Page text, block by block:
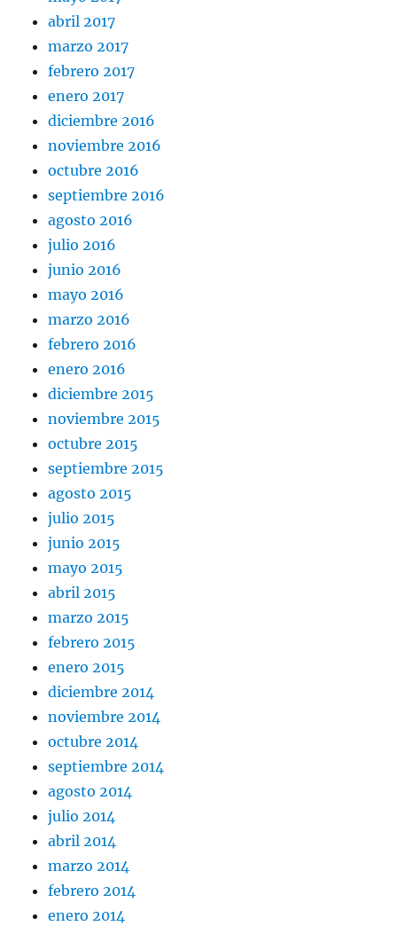
abril 2017
marzo 2017
febrero 2017
enero 2017
diciembre 2016
noviembre 2016
octubre 2016
septiembre 2016
agosto 2016
julio 2016
junio 2016
mayo 2016
marzo 2016
febrero 2016
enero 2016
diciembre 2015
noviembre 2015
octubre 2015
septiembre 2015
agosto 2015
julio 2015
junio 2015
mayo 2015
abril 2015
marzo 2015
febrero 2015
enero 2015
diciembre 2014
noviembre 2014
octubre 2014
septiembre 2014
agosto 2014
julio 2014
abril 2014
marzo 2014
febrero 2014
enero 2014